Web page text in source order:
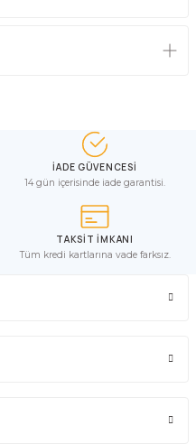
İADE GÜVENCESİ
14 gün içerisinde iade garantisi.
TAKSİT İMKANI
Tüm kredi kartlarına vade farksız.